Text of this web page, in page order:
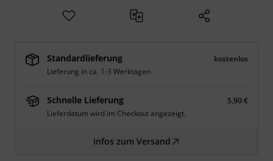
Standardlieferung
kostenlos
Lieferung in ca. 1-3 Werktagen
Schnelle Lieferung
5,90 €
Lieferdatum wird im Checkout angezeigt.
Infos zum Versand